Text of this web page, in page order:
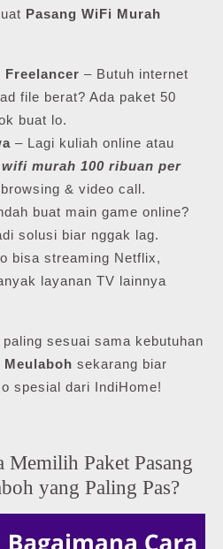
Pasang WiFi Murah
Freelancer – Butuh internet
file berat? Ada paket 50
buat lo.
– Lagi kuliah online atau
wifi murah 100 ribuan per
& video call.
buat main game online?
solusi biar nggak lag.
bisa streaming Netflix,
layanan TV lainnya
sesuai sama kebutuhan
Meulaboh sekarang biar
spesial dari IndiHome!
Memilih Paket Pasang
yang Paling Pas?